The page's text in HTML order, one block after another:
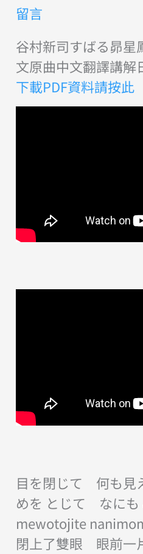
留言
谷村新司すばる昴星
文原曲中文翻譯講解
下載PDF資料請按此
目を閉じて 何も見
めを とじて なにも
mewotojite
閉上了雙眼 眼前一